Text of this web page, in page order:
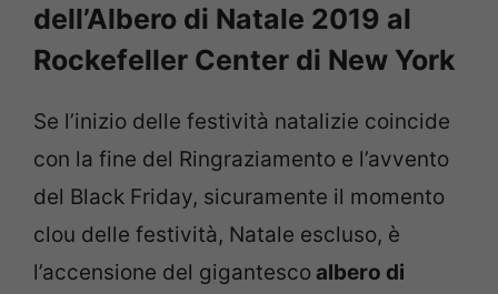
dell’Albero di Natale 2019 al
Rockefeller Center di New York
Se l’inizio delle festività natalizie coincide
con la fine del Ringraziamento e l’avvento
del Black Friday, sicuramente il momento
clou delle festività, Natale escluso, è
l’accensione del gigantescoalbero di